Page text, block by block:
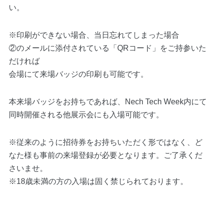
い。
※印刷ができない場合、当日忘れてしまった場合
②のメールに添付されている「QRコード」をご持参いた
だければ
会場にて来場バッジの印刷も可能です。
本来場バッジをお持ちであれば、Nech Tech Week内にて
同時開催される他展示会にも入場可能です。
※従来のように招待券をお持ちいただく形ではなく、ど
なた様も事前の来場登録が必要となります。ご了承くだ
さいませ。
※18歳未満の方の入場は固く禁じられております。